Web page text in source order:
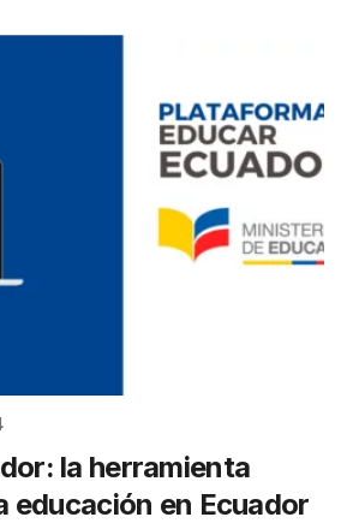
la herramienta
educación en Ecuador